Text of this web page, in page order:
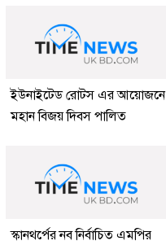
ইউনাইটেড রোটস এর আয়োজনে
মহান বিজয় দিবস পালিত
স্কানথর্পের নব নির্বাচিত এমপির